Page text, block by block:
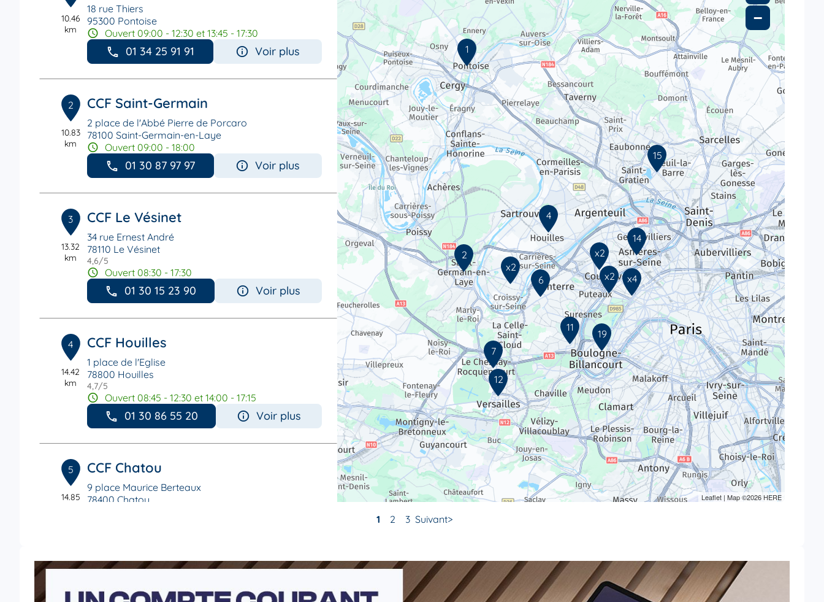
10.46
km
18 rue Thiers
95300 Pontoise
Ouvert 09:00 - 12:30 et 13:45 - 17:30
01 34 25 91 91 Voir plus
2
10.83
km
CCF Saint-Germain
2 place de l'Abbé Pierre de Porcaro
78100 Saint-Germain-en-Laye
Ouvert 09:00 - 18:00
01 30 87 97 97 Voir plus
3
13.32
km
CCF Le Vésinet
34 rue Ernest André
78110 Le Vésinet
4,6/5
Ouvert 08:30 - 17:30
01 30 15 23 90 Voir plus
4
14.42
km
CCF Houilles
1 place de l'Eglise
78800 Houilles
4,7/5
Ouvert 08:45 - 12:30 et 14:00 - 17:15
01 30 86 55 20 Voir plus
5
14.85
CCF Chatou
9 place Maurice Berteaux
78400 Chatou
6 CCF Rueil
15
1
12
7
19
11
14
x4
x2
x2
6
4
2
x2
−
Leaflet| Map ©2026 HERE
1 2 3 Suivant